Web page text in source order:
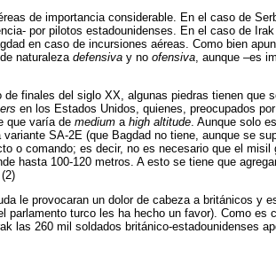
de importancia considerable. En el caso de
por pilotos estadounidenses. En el caso de
en caso de incursiones aéreas. Como bien
naturaleza defensiva y no ofensiva, aunque –es
finales del siglo XX, algunas piedras tienen
en los Estados Unidos, quienes, preocupados
que varía de medium a high altitude. Aunque solo
SA-2E (que Bagdad no tiene, aunque se
o comando; es decir, no es necesario que el
hasta 100-120 metros. A esto se tiene que
le provocaran un dolor de cabeza a británicos
turco les ha hecho un favor). Como
las 260 mil soldados británico-estadounidenses